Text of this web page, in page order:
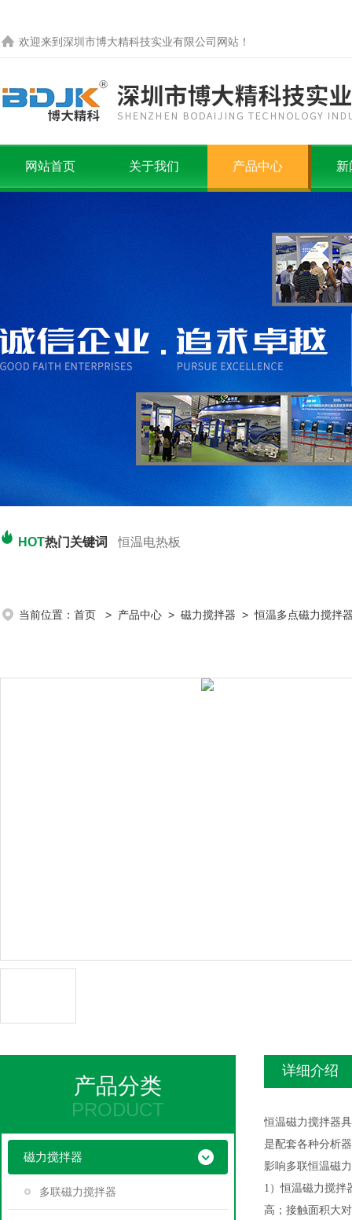
欢迎来到 深圳市博大精科技实业有限公司 网站！
网站首页 关于我们 产品中心 新
HOT热门关键词 恒温电热板
当前位置： 首页 > 产品中心 > 磁力搅拌器 >恒温多点磁力搅拌
产品分类
PRODUCT
磁力搅拌器
多联磁力搅拌器
详细介绍
恒温磁力搅拌器
是配套各种分析
影响多联恒温磁
1）恒温磁力搅拌
高；接触面积大